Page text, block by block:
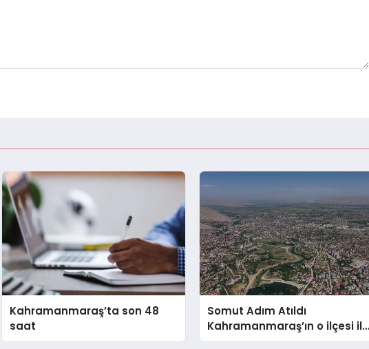
Kahramanmaraş’ta son 48
saat
Somut Adım Atıldı
Kahramanmaraş’ın o ilçesi il
olacak